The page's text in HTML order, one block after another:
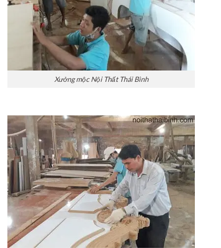
Xưởng mộc Nội Thất Thái Bình